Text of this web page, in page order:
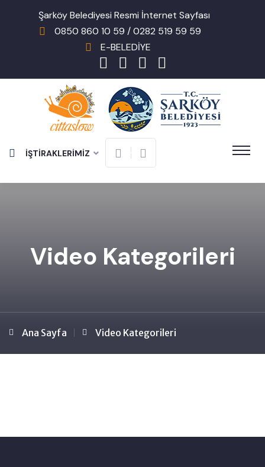
Şarköy Belediyesi Resmi İnternet Sayfası
0850 860 10 59 / 0282 519 59 59
E-BELEDİYE
İŞTİRAKLERİMİZ
Video Kategorileri
Ana Sayfa Video Kategorileri